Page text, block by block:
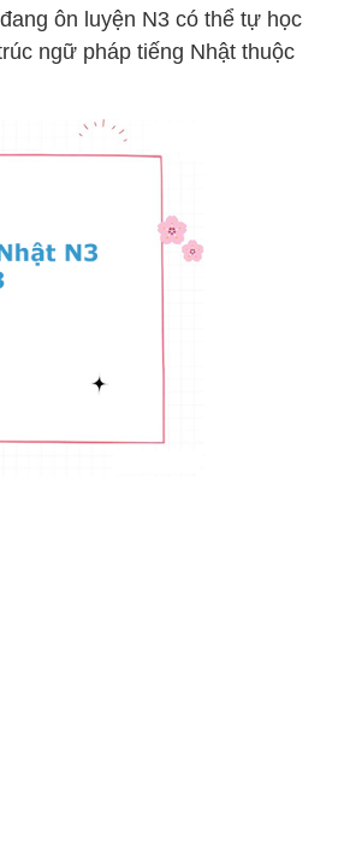
ôn luyện N3 có thể tự học
ngữ pháp tiếng Nhật thuộc